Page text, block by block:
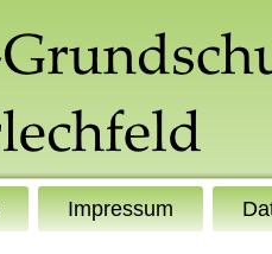
Impressum